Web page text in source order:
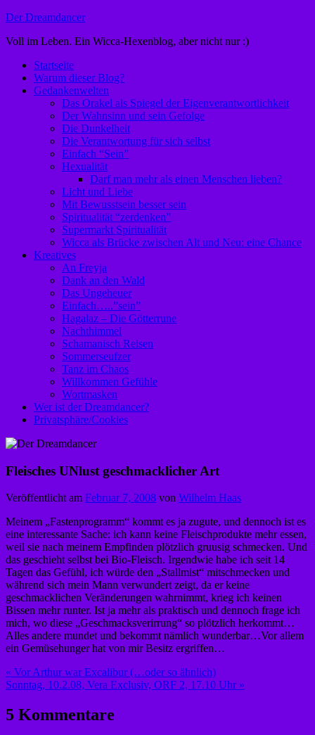
Zum
springen
Der Dreamdancer
Voll im Leben. Ein Wicca-Hexenblog, aber nicht nur :)
Startseite
Warum dieser Blog?
Gedankenwelten
Das Orakel als Spiegel der Eigenverantwortlichkeit
Der Wahnsinn und sein Gefolge
Die Dunkelheit
Die Verantwortung für sich selbst
Einfach “Sein”
Hexualität
Darf man mehr als einen Menschen lieben?
Licht und Liebe
Mit Bewusstsein besser sein
Spiritualität “zerdenken”
Supermarkt Spiritualität
Wicca als Brücke zwischen Alt und Neu: eine Chance
Kreatives
An Freyja
Dank an den Wald
Das Ungeheuer
Einfach…..”sein”
Hagalaz – Die Götterrune
Nachthimmel
Schamanisch Reisen
Sommerseufzer
Tanz im Chaos
Willkommen Gefühle
Wortmasken
Wer ist der Dreamdancer?
Privatsphäre/Cookies
Fleisches UNlust geschmacklicher Art
Veröffentlicht am Februar 7, 2008 von Wilhelm Haas
Meinem „Fastenprogramm“ kommt es ja zugute, und dennoch ist es
eine interessante Sache: ich kann keine Fleischprodukte mehr essen,
weil sie nach meinem Empfinden plötzlich gruusig schmecken. Und
das geschieht selbst bei Bio-Fleisch. Irgendwie habe ich seit 14
Tagen das Gefühl, ich würde den „Stallmist“ mitschmecken und
während sich mein Mann verwundert zeigt, da er keine
geschmacklichen Veränderungen wahrnimmt, krieg ich keinen
Bissen mehr runter. Ist ja mehr als praktisch und dennoch frage ich
mich, wo diese „Geschmacksverirrung“ so plötzlich herkommt…
Alles andere mundet und bekommt nämlich wunderbar…Vor allem
ein Gemüsehunger hat von mir Besitz ergriffen…
Beitragsnavigation
« Vor Arthur war Excalibur (…oder so ähnlich)
Sonntag, 10.2.08, Vera Exclusiv, ORF 2, 17.10 Uhr »
5 Kommentare